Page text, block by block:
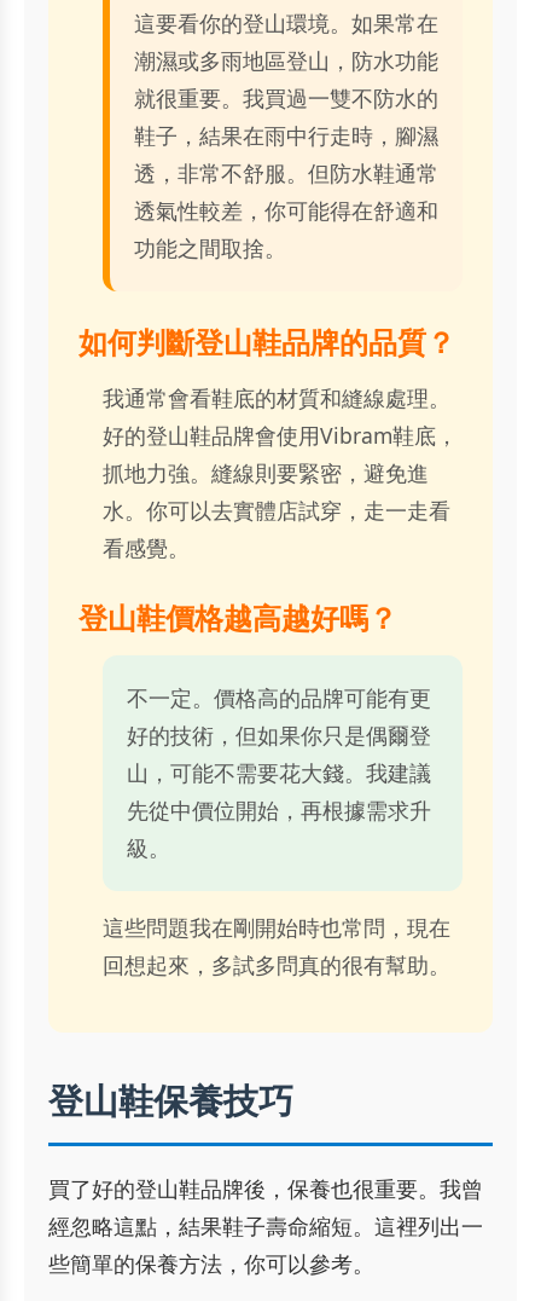
這要看你的登山環境。如果常在
潮濕或多雨地區登山，防水功能
就很重要。我買過一雙不防水的
鞋子，結果在雨中行走時，腳濕
透，非常不舒服。但防水鞋通常
透氣性較差，你可能得在舒適和
功能之間取捨。
如何判斷登山鞋品牌的品質？
我通常會看鞋底的材質和縫線處理。
好的登山鞋品牌會使用Vibram鞋底，
抓地力強。縫線則要緊密，避免進
水。你可以去實體店試穿，走一走看
看感覺。
登山鞋價格越高越好嗎？
不一定。價格高的品牌可能有更
好的技術，但如果你只是偶爾登
山，可能不需要花大錢。我建議
先從中價位開始，再根據需求升
級。
這些問題我在剛開始時也常問，現在
回想起來，多試多問真的很有幫助。
登山鞋保養技巧
買了好的登山鞋品牌後，保養也很重要。我曾
經忽略這點，結果鞋子壽命縮短。這裡列出一
些簡單的保養方法，你可以參考。